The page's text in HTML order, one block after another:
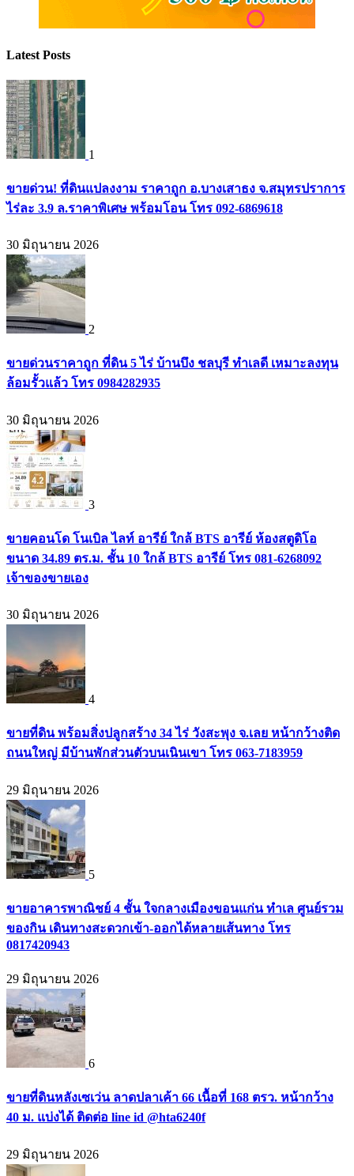
Latest Posts
1
ขายด่วน! ที่ดินแปลงงาม ราคาถูก อ.บางเสาธง จ.สมุทรปราการ
ไร่ละ 3.9 ล.ราคาพิเศษ พร้อมโอน โทร 092-6869618
30 มิถุนายน 2026
2
ขายด่วนราคาถูก ที่ดิน 5 ไร่ บ้านบึง ชลบุรี ทำเลดี เหมาะลงทุน
ล้อมรั้วแล้ว โทร 0984282935
30 มิถุนายน 2026
3
ขายคอนโด โนเบิล ไลท์ อารีย์ ใกล้ BTS อารีย์ ห้องสตูดิโอ
ขนาด 34.89 ตร.ม. ชั้น 10 ใกล้ BTS อารีย์ โทร 081-6268092
เจ้าของขายเอง
30 มิถุนายน 2026
4
ขายที่ดิน พร้อมสิ่งปลูกสร้าง 34 ไร่ วังสะพุง จ.เลย หน้ากว้างติด
ถนนใหญ่ มีบ้านพักส่วนตัวบนเนินเขา โทร 063-7183959
29 มิถุนายน 2026
5
ขายอาคารพาณิชย์ 4 ชั้น ใจกลางเมืองขอนแก่น ทำเล ศูนย์รวม
ของกิน เดินทางสะดวกเข้า-ออกได้หลายเส้นทาง โทร
0817420943
29 มิถุนายน 2026
6
ขายที่ดินหลังเซเว่น ลาดปลาเค้า 66 เนื้อที่ 168 ตรว. หน้ากว้าง
40 ม. แบ่งได้ ติดต่อ line id @hta6240f
29 มิถุนายน 2026